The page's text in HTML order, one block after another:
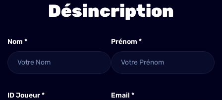
Désincription
Nom * Prénom *
ID Joueur * Email *